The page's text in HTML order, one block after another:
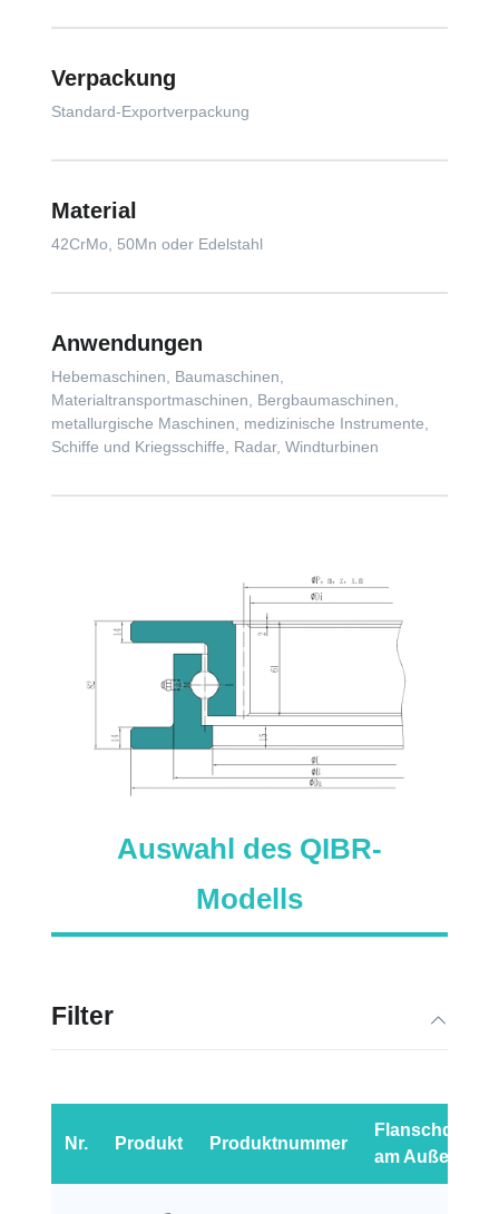
Verpackung
Standard-Exportverpackung
Material
42CrMo, 50Mn oder Edelstahl
Anwendungen
Hebemaschinen, Baumaschinen,
Materialtransportmaschinen, Bergbaumaschinen,
metallurgische Maschinen, medizinische Instrumente,
Schiffe und Kriegsschiffe, Radar, Windturbinen
Auswahl des QIBR-
Modells
Filter
Nr. Produkt Produktnummer
am Außenring